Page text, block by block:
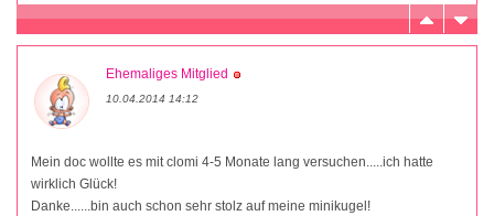
Ehemaliges Mitglied
10.04.2014 14:12
Mein doc wollte es mit clomi 4-5 Monate lang versuchen.....ich hatte
wirklich Glück!
Danke......bin auch schon sehr stolz auf meine minikugel!